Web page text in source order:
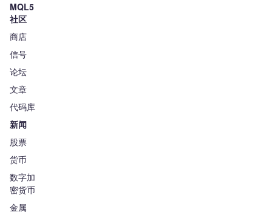
MQL5
社区
商店
信号
论坛
文章
代码库
新闻
股票
货币
数字加
密货币
金属